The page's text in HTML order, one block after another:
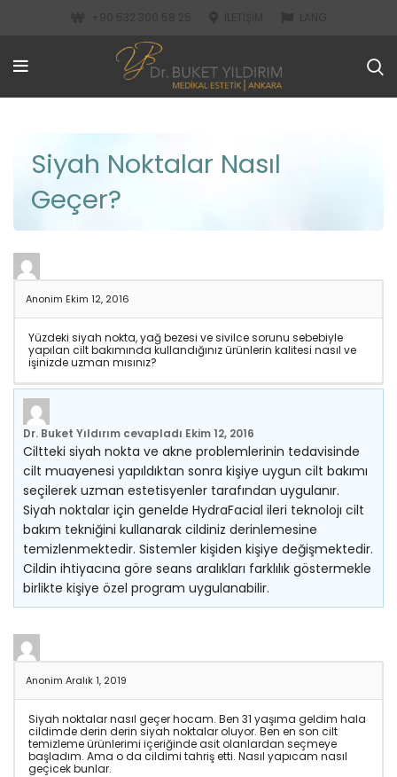
Siyah Noktalar Nasıl
Geçer?
Anonim Ekim 12, 2016
Yüzdeki siyah nokta, yağ bezesi ve sivilce sorunu sebebiyle
yapılan cilt bakımında kullandığınız ürünlerin kalitesi nasıl ve
işinizde uzman mısınız?
Dr. Buket Yıldırım cevapladı Ekim 12, 2016
Ciltteki siyah nokta ve akne problemlerinin tedavisinde
cilt muayenesi yapıldıktan sonra kişiye uygun cilt bakımı
seçilerek uzman estetisyenler tarafından uygulanır.
Siyah noktalar için genelde HydraFacial ileri teknolojı cilt
bakım tekniğini kullanarak cildiniz derinlemesine
temizlenmektedir. Sistemler kişiden kişiye değişmektedir.
Cildin ihtiyacına göre seans aralıkları farklılık göstermekle
birlikte kişiye özel program uygulanabilir.
Anonim Aralık 1, 2019
Siyah noktalar nasıl geçer hocam. Ben 31 yaşıma geldim hala
cildimde derin derin siyah noktalar oluyor. Ben en son cilt
temizleme ürünlerimi içeriğinde asit olanlardan seçmeye
başladım. Ama o da cildimi tahriş etti. Nasıl yapıcam nasıl
geçicek bunlar.